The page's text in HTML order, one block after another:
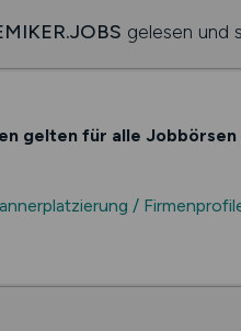
gelesen und
gelten für alle
/